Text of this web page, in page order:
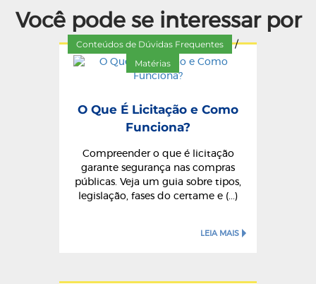
Você pode se interessar por
Conteúdos de Dúvidas Frequentes /
Matérias
O Que É Licitação e Como
Funciona?
Compreender o que é licitação
garante segurança nas compras
públicas. Veja um guia sobre tipos,
legislação, fases do certame e (...)
LEIA MAIS